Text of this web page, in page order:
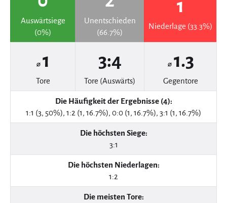
Auswärtsiege
(0%)
Unentschieden
(66.7%)
1
Niederlage (33.3%)
⌀ 1
Tore
3:4
Tore (Auswärts)
⌀ 1.3
Gegentore
Die Häufigkeit der Ergebnisse (4):
1:1 (3, 50%), 1:2 (1, 16.7%), 0:0 (1, 16.7%), 3:1 (1, 16.7%)
Die höchsten Siege:
3:1
Die höchsten Niederlagen:
1:2
Die meisten Tore: